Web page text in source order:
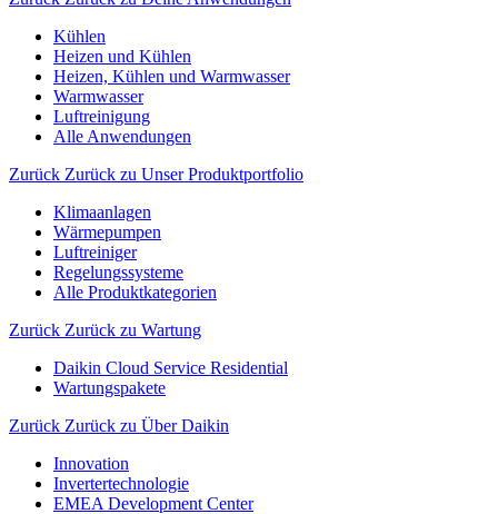
Kühlen
Heizen und Kühlen
Heizen, Kühlen und Warmwasser
Warmwasser
Luftreinigung
Alle Anwendungen
Zurück Zurück zu Unser Produktportfolio
Klimaanlagen
Wärmepumpen
Luftreiniger
Regelungssysteme
Alle Produktkategorien
Zurück Zurück zu Wartung
Daikin Cloud Service Residential
Wartungspakete
Zurück Zurück zu Über Daikin
Innovation
Invertertechnologie
EMEA Development Center